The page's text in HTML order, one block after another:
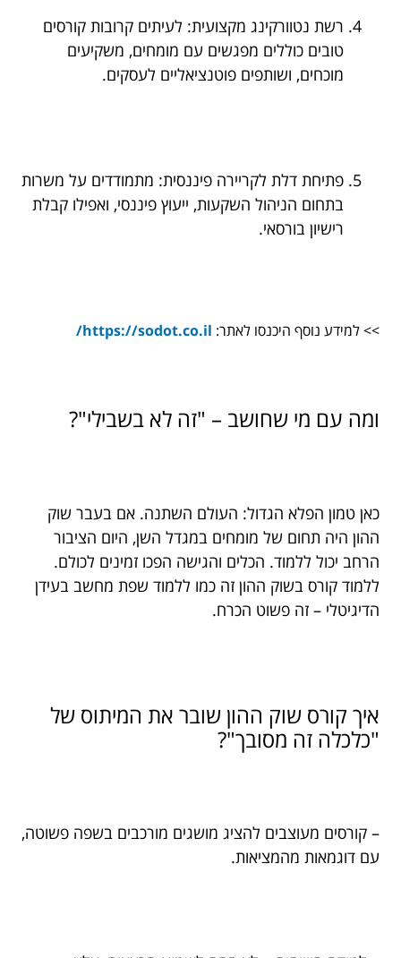
רשת נטוורקינג מקצועית: לעיתים קרובות קורסים
טובים כוללים מפגשים עם מומחים, משקיעים
מוכחים, ושותפים פוטנציאליים לעסקים.
פתיחת דלת לקריירה פיננסית: מתמודדים על משרות
בתחום הניהול השקעות, ייעוץ פיננסי, ואפילו קבלת
רישיון בורסאי.
>> למידע נוסף היכנסו לאתר: https://sodot.co.il/
ומה עם מי שחושב – "זה לא בשבילי"?
כאן טמון הפלא הגדול: העולם השתנה. אם בעבר שוק
ההון היה תחום של מומחים במגדל השן, היום הציבור
הרחב יכול ללמוד. הכלים והגישה הפכו זמינים לכולם.
ללמוד קורס בשוק ההון זה כמו ללמוד שפת מחשב בעידן
הדיגיטלי – זה פשוט הכרח.
איך קורס שוק ההון שובר את המיתוס של
"כלכלה זה מסובך"?
– קורסים מעוצבים להציג מושגים מורכבים בשפה פשוטה,
עם דוגמאות מהמציאות.